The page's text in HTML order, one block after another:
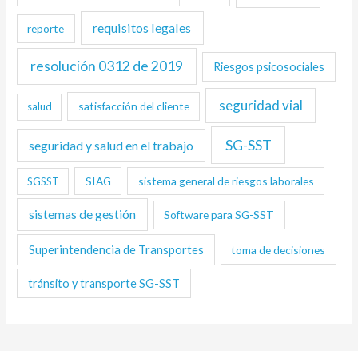
reporte requisitos legales
resolución 0312 de 2019 Riesgos psicosociales
salud satisfacción del cliente seguridad vial
seguridad y salud en el trabajo SG-SST
SGSST SIAG sistema general de riesgos laborales
sistemas de gestión Software para SG-SST
Superintendencia de Transportes toma de decisiones
tránsito y transporte SG-SST